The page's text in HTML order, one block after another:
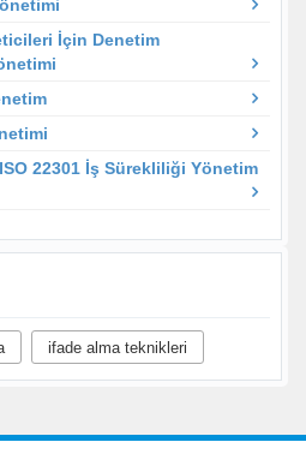
İçin Denetim
22301 İş Sürekliliği Yönetim
ifade alma teknikleri